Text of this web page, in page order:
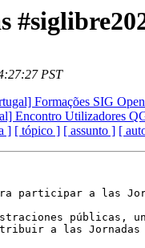
PST
Formações SIG
Encontro Utilizadores
] [ tópico ] [ assunto ] [
participar a las
públicas,
a las Jornadas